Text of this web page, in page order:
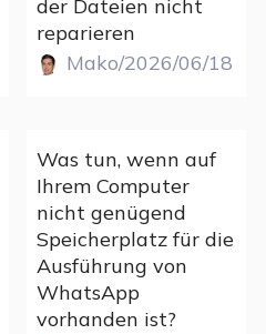
der Dateien nicht
reparieren
Mako/2026/06/18
Was tun, wenn auf
Ihrem Computer
nicht genügend
Speicherplatz für die
Ausführung von
WhatsApp
vorhanden ist?